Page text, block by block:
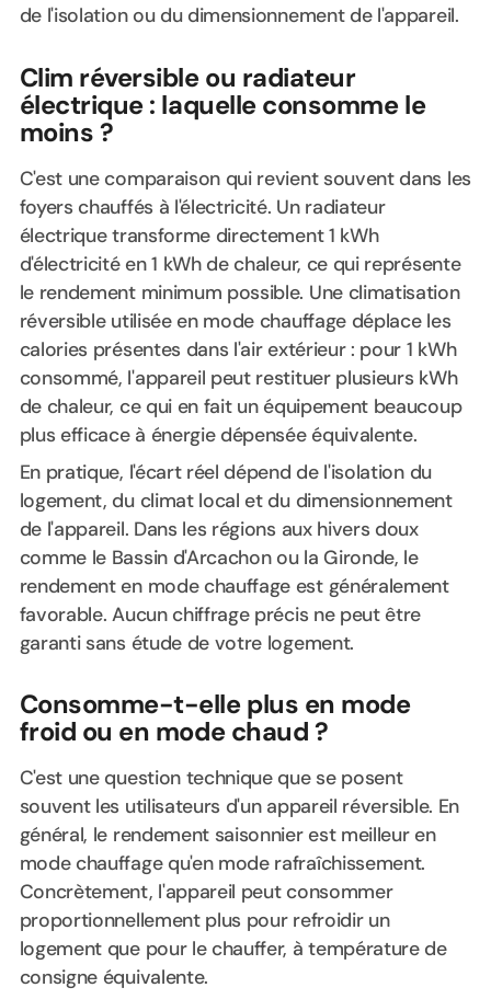
de l'isolation ou du dimensionnement de l'appareil.
Clim réversible ou radiateur
électrique : laquelle consomme le
moins ?
C'est une comparaison qui revient souvent dans les
foyers chauffés à l'électricité. Un radiateur
électrique transforme directement 1 kWh
d'électricité en 1 kWh de chaleur, ce qui représente
le rendement minimum possible. Une climatisation
réversible utilisée en mode chauffage déplace les
calories présentes dans l'air extérieur : pour 1 kWh
consommé, l'appareil peut restituer plusieurs kWh
de chaleur, ce qui en fait un équipement beaucoup
plus efficace à énergie dépensée équivalente.
En pratique, l'écart réel dépend de l'isolation du
logement, du climat local et du dimensionnement
de l'appareil. Dans les régions aux hivers doux
comme le Bassin d'Arcachon ou la Gironde, le
rendement en mode chauffage est généralement
favorable. Aucun chiffrage précis ne peut être
garanti sans étude de votre logement.
Consomme-t-elle plus en mode
froid ou en mode chaud ?
C'est une question technique que se posent
souvent les utilisateurs d'un appareil réversible. En
général, le rendement saisonnier est meilleur en
mode chauffage qu'en mode rafraîchissement.
Concrètement, l'appareil peut consommer
proportionnellement plus pour refroidir un
logement que pour le chauffer, à température de
consigne équivalente.